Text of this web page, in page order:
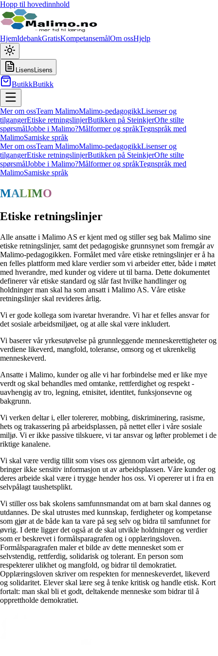
Hopp til hovedinnhold
HjemIdebankGratisKompetansemålOm ossHjelp
Lisens Lisens
ButikkButikk
Mer om ossTeam MalimoMalimo-pedagogikkLisenser og
tilgangerEtiske retningslinjerButikken på SteinkjerOfte stilte
spørsmålJobbe i Malimo?Målformer og språkTegnspråk med
MalimoSamiske språk
Mer om ossTeam MalimoMalimo-pedagogikkLisenser og
tilgangerEtiske retningslinjerButikken på SteinkjerOfte stilte
spørsmålJobbe i Malimo?Målformer og språkTegnspråk med
MalimoSamiske språk
MALIMO
Etiske retningslinjer
Alle ansatte i Malimo AS er kjent med og stiller seg bak Malimo sine
etiske retningslinjer, samt det pedagogiske grunnsynet som fremgår av
Malimo-pedagogikken. Formålet med våre etiske retningslinjer er å ha
en felles plattform med klare verdier som vi arbeider etter, både i møtet
med hverandre, med kunder og videre ut til barna. Dette dokumentet
definerer vår etiske standard og slår fast hvilke handlinger og
holdninger man skal ha som ansatt i Malimo AS. Våre etiske
retningslinjer skal revideres årlig.
Vi er gode kollega som ivaretar hverandre. Vi har et felles ansvar for
det sosiale arbeidsmiljøet, og at alle skal være inkludert.
Vi baserer vår yrkesutøvelse på grunnleggende menneskerettigheter og
verdiene likeverd, mangfold, toleranse, omsorg og et ukrenkelig
menneskeverd.
Ansatte i Malimo, kunder og alle vi har forbindelse med er like mye
verdt og skal behandles med omtanke, rettferdighet og respekt -
uavhengig av tro, legning, etnisitet, identitet, funksjonsevne og
bakgrunn.
Vi verken deltar i, eller tolererer, mobbing, diskriminering, rasisme,
hets og trakassering på arbeidsplassen, på nettet eller i våre sosiale
miljø. Vi er ikke passive tilskuere, vi tar ansvar og løfter problemet i de
riktige kanalene.
Vi skal være verdig tillit som vises oss gjennom vårt arbeide, og
bringer ikke sensitiv informasjon ut av arbeidsplassen. Våre kunder og
deres arbeide skal være i trygge hender hos oss. Vi opererer ut i fra en
selvpålagt taushetsplikt.
Vi stiller oss bak skolens samfunnsmandat om at barn skal dannes og
utdannes. De skal utrustes med kunnskap, ferdigheter og kompetanse
som gjør at de både kan ta vare på seg selv og bidra til samfunnet for
øvrig. I dette ligger det også at de skal utvikle holdninger og verdier
som er beskrevet i formålsparagrafen og i opplæringsloven.
Formålsparagrafen maler et bilde av dette mennesket som er
selvstendig, rettferdig, solidarisk og tolerant. En person som
respekterer ulikhet og mangfold, og bidrar til demokratiet.
Opplæringsloven skriver om respekten for menneskeverdet, likeverd
og solidaritet. Elever skal lære seg å tenke kritisk og handle etisk. Kort
fortalt: man skal bli et godt, deltakende menneske som bidrar til å
opprettholde demokratiet.